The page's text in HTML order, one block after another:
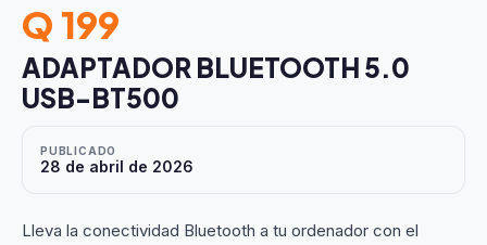
Q 199
ADAPTADOR BLUETOOTH 5.0
USB-BT500
PUBLICADO
28 de abril de 2026
Lleva la conectividad Bluetooth a tu ordenador con el